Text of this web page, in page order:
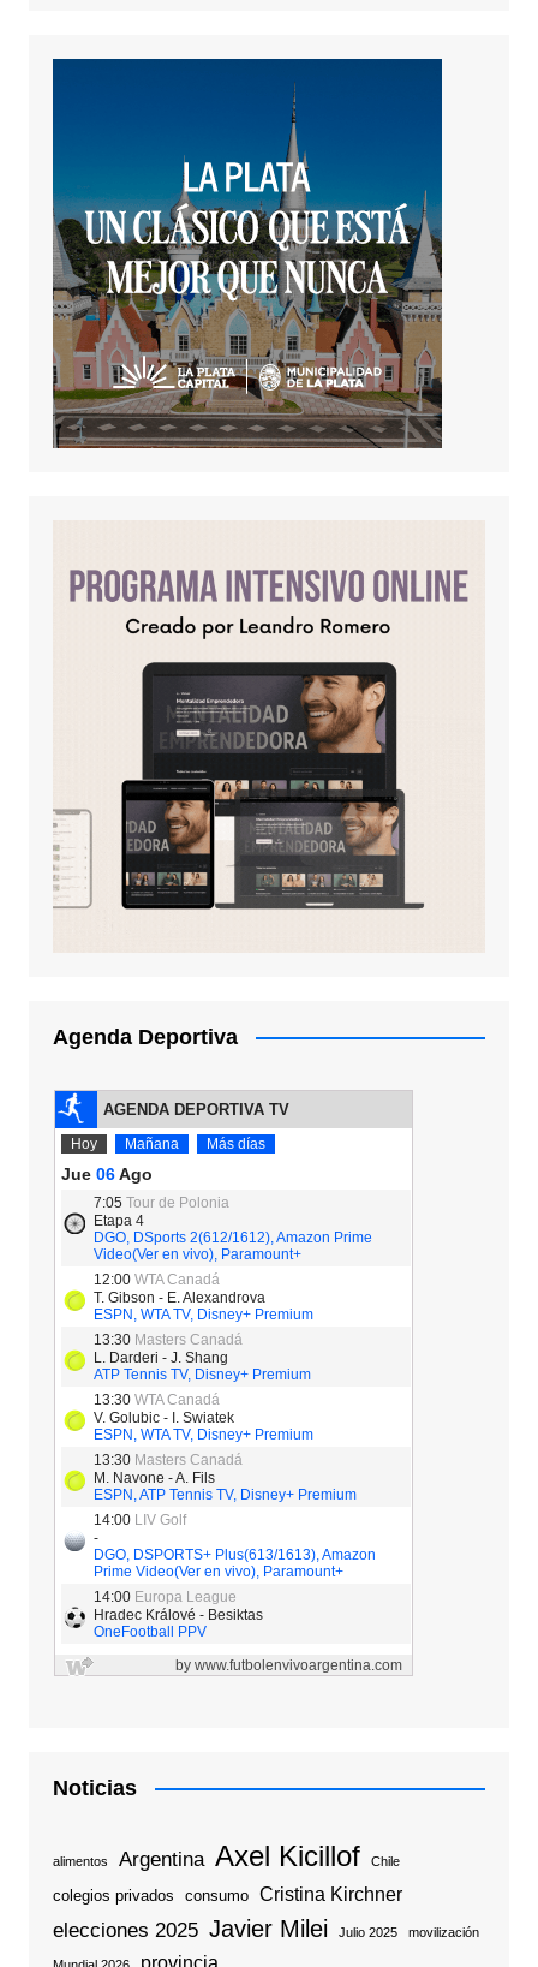
Agenda Deportiva
Noticias
alimentos Argentina Axel Kicillof Chile
colegios privados consumo Cristina Kirchner
elecciones 2025 Javier Milei Julio 2025 movilización
provincia